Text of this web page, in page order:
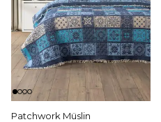
Patchwork Müslin